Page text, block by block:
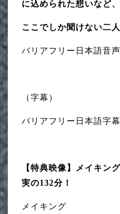
に込められた想いなど、
ここでしか聞けない二
バリアフリー日本語音
（字幕）
バリアフリー日本語字幕
【特典映像】メイキン
実の132分！
メイキング